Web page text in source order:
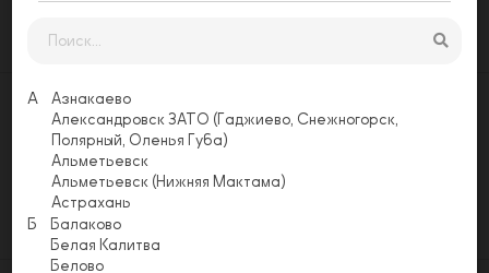
Оставьте свой отзыв
Еще никто не оставил отзыв на этой
странице. Будьте первым, напишите свой
отзыв!
А
Азнакаево
Александровск ЗАТО (Гаджиево, Снежногорск,
Полярный, Оленья Губа)
Альметьевск
Альметьевск (Нижняя Мактама)
Астрахань
Б
Балаково
Белая Калитва
Белово